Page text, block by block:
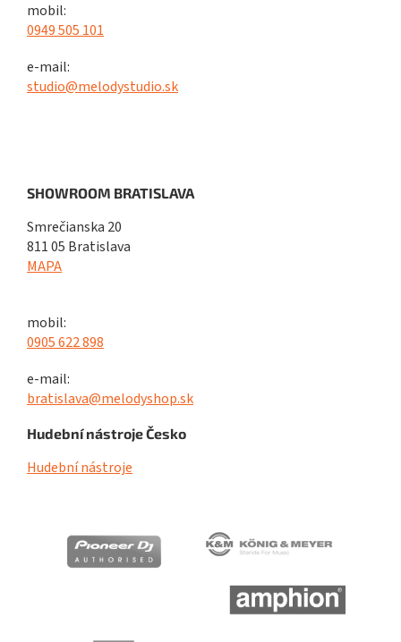
mobil:
0949 505 101
e-mail:
studio@melodystudio.sk
SHOWROOM BRATISLAVA
Smrečianska 20
811 05 Bratislava
MAPA
mobil:
0905 622 898
e-mail:
bratislava@melodyshop.sk
Hudební nástroje Česko
Hudební nástroje